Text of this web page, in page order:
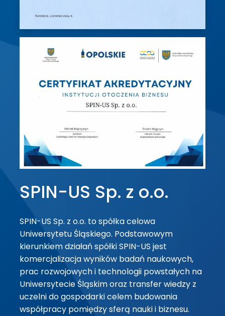
SPIN-US Sp. z o.o.
SPIN-US Sp. z o.o. to spółka celowa
Uniwersytetu Śląskiego. Podstawowym
kierunkiem działań spółki SPIN-US jest
komercjalizacja wyników badań naukowych,
prac rozwojowych i technologii powstałych na
Uniwersytecie Śląskim oraz transfer wiedzy z
uczelni do gospodarki celem budowania
współpracy pomiędzy sferą nauki i biznesu.